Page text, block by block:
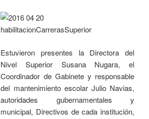
Estuvieron presentes la Directora del
Nivel Superior Susana Nugara, el
Coordinador de Gabinete y responsable
del mantenimiento escolar Julio Navias,
autoridades gubernamentales y
municipal, Directivos de cada institución,